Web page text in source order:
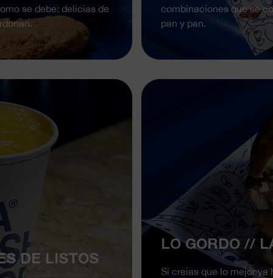
se debe: delicias de
combinaciones que se
pan y pan.
DE LISTOS
LO GORDO //
Si creías que lo mejor ya